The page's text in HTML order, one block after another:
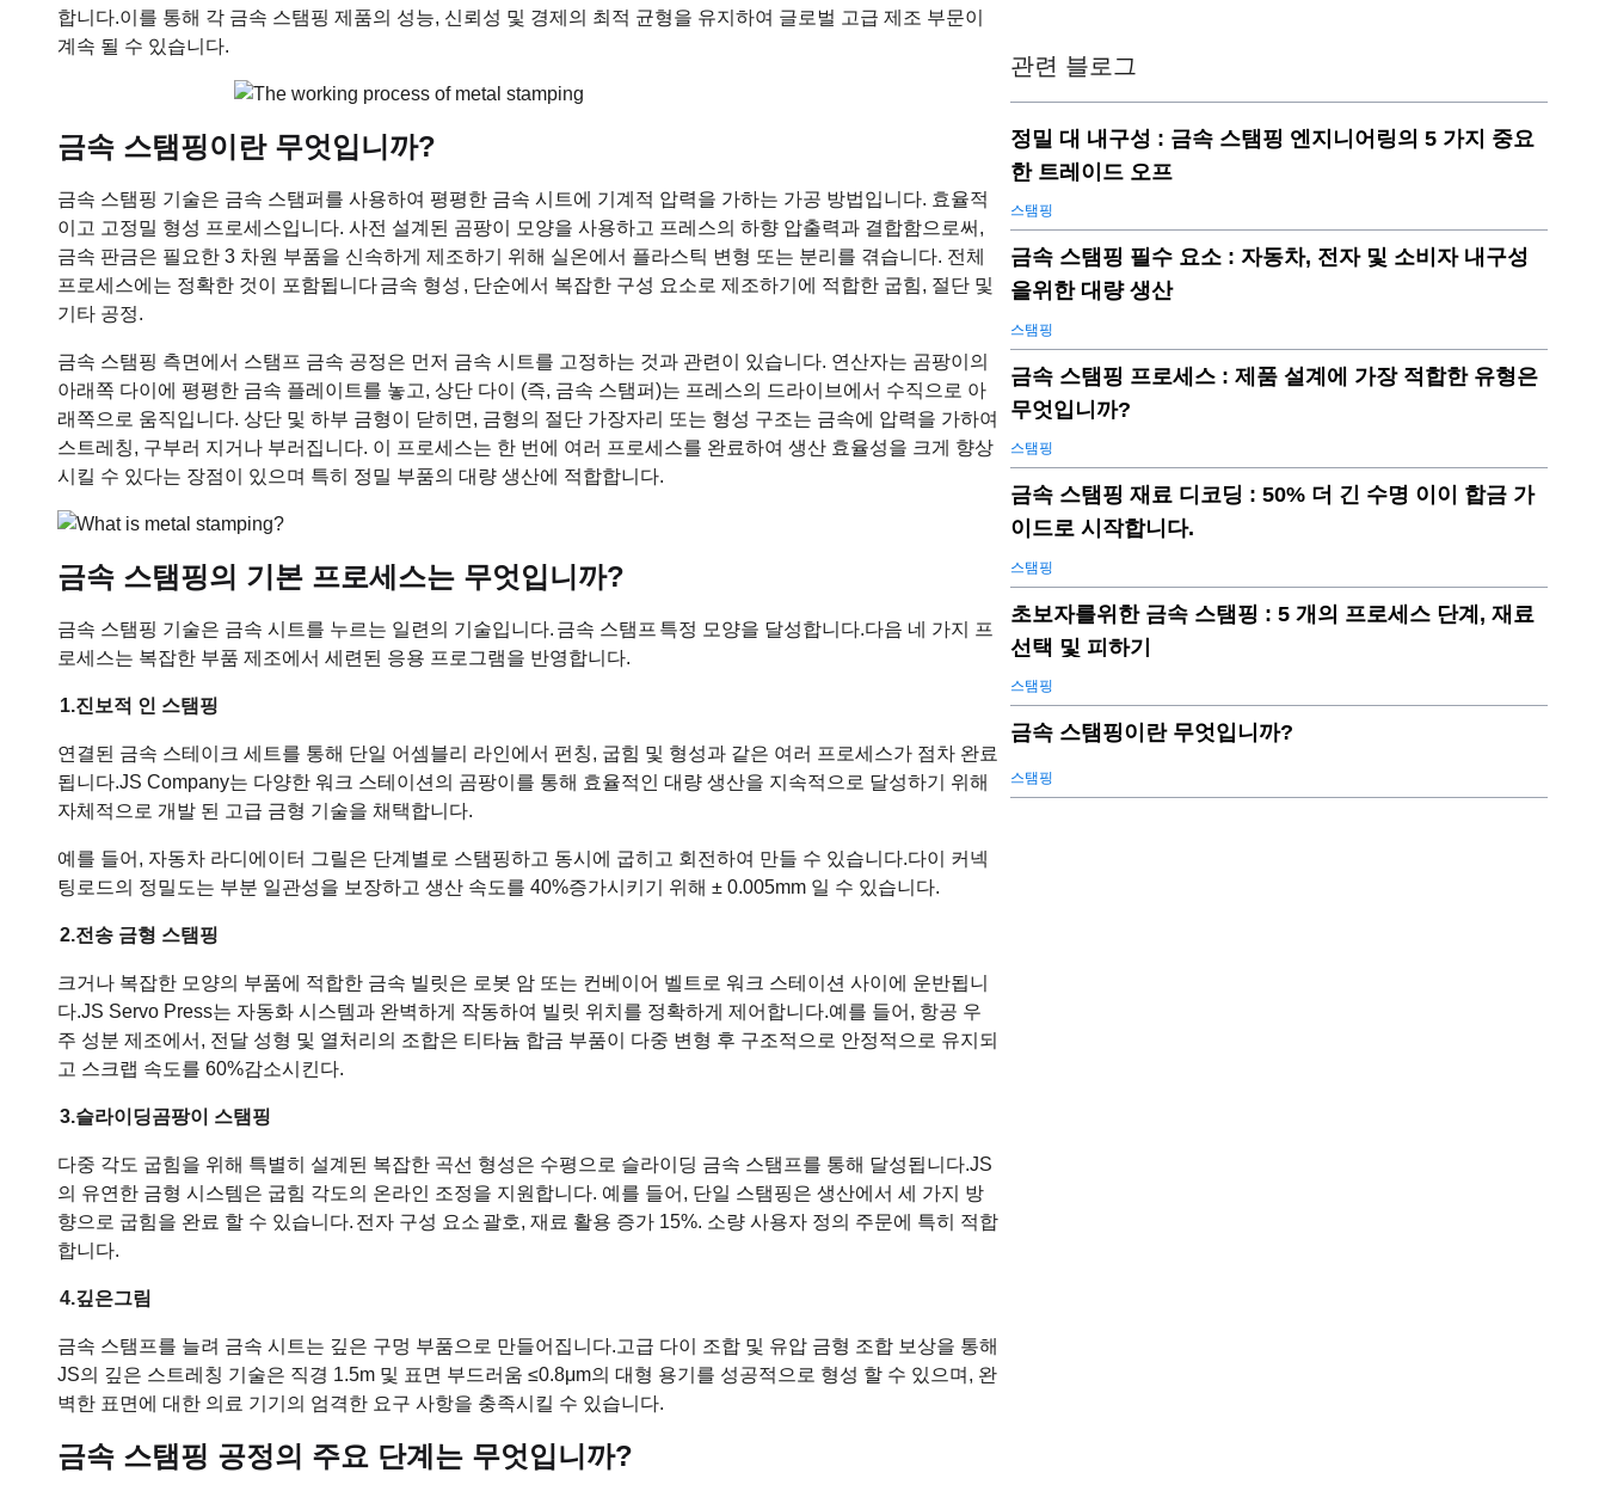
합니다.이를 통해 각 금속 스탬핑 제품의 성능, 신뢰성 및 경제의 최적 균형을 유지하여 글로벌 고급 제조 부문이
계속 될 수 있습니다.
금속 스탬핑이란 무엇입니까?
금속 스탬핑 기술은 금속 스탬퍼를 사용하여 평평한 금속 시트에 기계적 압력을 가하는 가공 방법입니다. 효율적
이고 고정밀 형성 프로세스입니다. 사전 설계된 곰팡이 모양을 사용하고 프레스의 하향 압출력과 결합함으로써,
금속 판금은 필요한 3 차원 부품을 신속하게 제조하기 위해 실온에서 플라스틱 변형 또는 분리를 겪습니다. 전체
프로세스에는 정확한 것이 포함됩니다금속 형성 , 단순에서 복잡한 구성 요소로 제조하기에 적합한 굽힘, 절단 및
기타 공정.
금속 스탬핑 측면에서 스탬프 금속 공정은 먼저 금속 시트를 고정하는 것과 관련이 있습니다. 연산자는 곰팡이의
아래쪽 다이에 평평한 금속 플레이트를 놓고, 상단 다이 (즉, 금속 스탬퍼)는 프레스의 드라이브에서 수직으로 아
래쪽으로 움직입니다. 상단 및 하부 금형이 닫히면, 금형의 절단 가장자리 또는 형성 구조는 금속에 압력을 가하여
스트레칭, 구부러 지거나 부러집니다. 이 프로세스는 한 번에 여러 프로세스를 완료하여 생산 효율성을 크게 향상
시킬 수 있다는 장점이 있으며 특히 정밀 부품의 대량 생산에 적합합니다.
금속 스탬핑의 기본 프로세스는 무엇입니까?
금속 스탬핑 기술은 금속 시트를 누르는 일련의 기술입니다. 금속 스탬프 특정 모양을 달성합니다.다음 네 가지 프
로세스는 복잡한 부품 제조에서 세련된 응용 프로그램을 반영합니다.
1.진보적 인 스탬핑
연결된 금속 스테이크 세트를 통해 단일 어셈블리 라인에서 펀칭, 굽힘 및 형성과 같은 여러 프로세스가 점차 완료
됩니다.JS Company는 다양한 워크 스테이션의 곰팡이를 통해 효율적인 대량 생산을 지속적으로 달성하기 위해
자체적으로 개발 된 고급 금형 기술을 채택합니다.
예를 들어, 자동차 라디에이터 그릴은 단계별로 스탬핑하고 동시에 굽히고 회전하여 만들 수 있습니다.다이 커넥
팅로드의 정밀도는 부분 일관성을 보장하고 생산 속도를 40%증가시키기 위해 ± 0.005mm 일 수 있습니다.
2.전송 금형 스탬핑
크거나 복잡한 모양의 부품에 적합한 금속 빌릿은 로봇 암 또는 컨베이어 벨트로 워크 스테이션 사이에 운반됩니
다.JS Servo Press는 자동화 시스템과 완벽하게 작동하여 빌릿 위치를 정확하게 제어합니다.예를 들어, 항공 우
주 성분 제조에서, 전달 성형 및 열처리의 조합은 티타늄 합금 부품이 다중 변형 후 구조적으로 안정적으로 유지되
고 스크랩 속도를 60%감소시킨다.
3.슬라이딩곰팡이 스탬핑
다중 각도 굽힘을 위해 특별히 설계된 복잡한 곡선 형성은 수평으로 슬라이딩 금속 스탬프를 통해 달성됩니다.JS
의 유연한 금형 시스템은 굽힘 각도의 온라인 조정을 지원합니다. 예를 들어, 단일 스탬핑은 생산에서 세 가지 방
향으로 굽힘을 완료 할 수 있습니다. 전자 구성 요소 괄호, 재료 활용 증가 15%. 소량 사용자 정의 주문에 특히 적합
합니다.
4.깊은그림
금속 스탬프를 늘려 금속 시트는 깊은 구멍 부품으로 만들어집니다.고급 다이 조합 및 유압 금형 조합 보상을 통해
JS의 깊은 스트레칭 기술은 직경 1.5m 및 표면 부드러움 ≤0.8μm의 대형 용기를 성공적으로 형성 할 수 있으며, 완
벽한 표면에 대한 의료 기기의 엄격한 요구 사항을 충족시킬 수 있습니다.
금속 스탬핑 공정의 주요 단계는 무엇입니까?
관련 블로그
정밀 대 내구성 : 금속 스탬핑 엔지니어링의 5 가지 중요
한 트레이드 오프
스탬핑
금속 스탬핑 필수 요소 : 자동차, 전자 및 소비자 내구성
을위한 대량 생산
스탬핑
금속 스탬핑 프로세스 : 제품 설계에 가장 적합한 유형은
무엇입니까?
스탬핑
금속 스탬핑 재료 디코딩 : 50% 더 긴 수명 이이 합금 가
이드로 시작합니다.
스탬핑
초보자를위한 금속 스탬핑 : 5 개의 프로세스 단계, 재료
선택 및 피하기
스탬핑
금속 스탬핑이란 무엇입니까?
스탬핑